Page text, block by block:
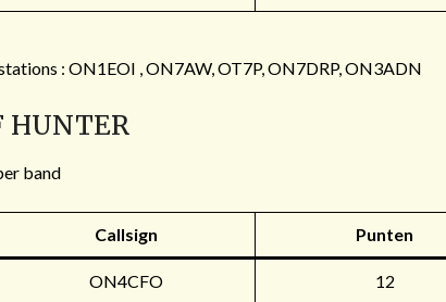
: ON1EOI , ON7AW, OT7P, ON7DRP, ON3ADN
HUNTER
band
Callsign Punten
ON4CFO 12